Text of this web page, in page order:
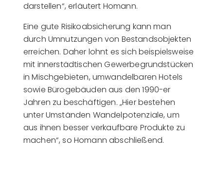
darstellen“, erläutert Homann.
Eine gute Risikoabsicherung kann man
durch Umnutzungen von Bestandsobjekten
erreichen. Daher lohnt es sich beispielsweise
mit innerstädtischen Gewerbegrundstücken
in Mischgebieten, umwandelbaren Hotels
sowie Bürogebäuden aus den 1990-er
Jahren zu beschäftigen. „Hier bestehen
unter Umständen Wandelpotenziale, um
aus ihnen besser verkaufbare Produkte zu
machen“, so Homann abschließend.